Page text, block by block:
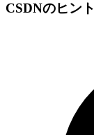
CSDNのヒン